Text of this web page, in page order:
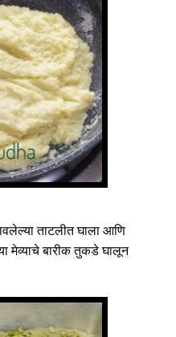
ताटलीत घाला आणि
मेव्याचे बारीक तुकडे घालून